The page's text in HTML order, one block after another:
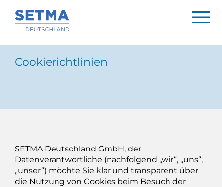
Cookierichtlinien
SETMA Deutschland GmbH, der
Datenverantwortliche (nachfolgend „wir“, „uns“,
„unser“) möchte Sie klar und transparent über
die Nutzung von Cookies beim Besuch der